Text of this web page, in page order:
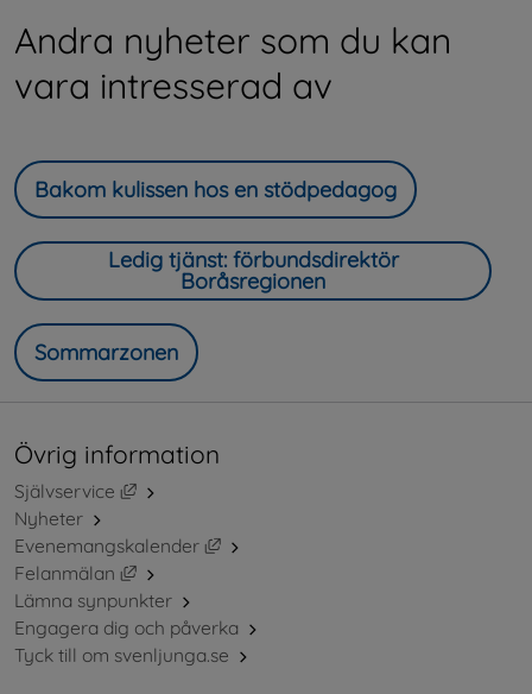
Andra nyheter som du kan
vara intresserad av
Bakom kulissen hos en stödpedagog
Ledig tjänst: förbundsdirektör
Boråsregionen
Sommarzonen
Övrig information
Självservice
Länk till annan webbplats, öppnas i nytt fönster.
Nyheter
Evenemangskalender
Länk till annan webbplats, öppnas i
Felanmälan
Länk till annan webbplats, öppnas i nytt fönster.
Lämna synpunkter
Engagera dig och påverka
Tyck till om svenljunga.se